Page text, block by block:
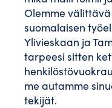
Olemme
suomalaisen
Ylivieskaan ja
tarpeesi sitten
me autamme
tekijät.